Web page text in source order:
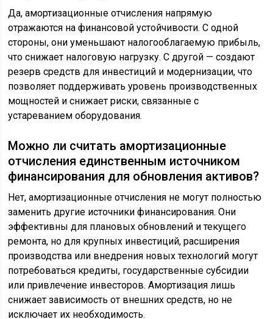
Да, амортизационные отчисления напрямую
отражаются на финансовой устойчивости. С одной
стороны, они уменьшают налогооблагаемую прибыль,
что снижает налоговую нагрузку. С другой — создают
резерв средств для инвестиций и модернизации, что
позволяет поддерживать уровень производственных
мощностей и снижает риски, связанные с
устареванием оборудования.
Можно ли считать амортизационные
отчисления единственным источником
финансирования для обновления активов?
Нет, амортизационные отчисления не могут полностью
заменить другие источники финансирования. Они
эффективны для плановых обновлений и текущего
ремонта, но для крупных инвестиций, расширения
производства или внедрения новых технологий могут
потребоваться кредиты, государственные субсидии
или привлечение инвесторов. Амортизация лишь
снижает зависимость от внешних средств, но не
исключает их необходимость.